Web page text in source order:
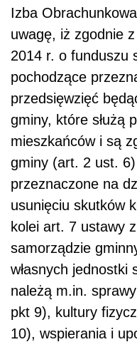
Izba
uwagę, iż zgodnie
2014 r. o funduszu
pochodzące
przedsięwzięć
gminy, które służą
mieszkańców i są
gminy (art. 2 ust.
przeznaczone na
usunięciu skutków
kolei art. 7 ustawy
samorządzie
własnych jednostki
należą m.in.
pkt 9), kultury
10), wspierania i